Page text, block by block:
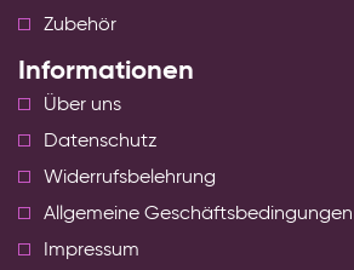
Zubehör
Informationen
Über uns
Datenschutz
Widerrufsbelehrung
Allgemeine Geschäftsbedingungen
Impressum